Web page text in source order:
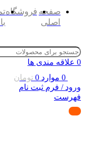
صفحه
اصلی
فروشگاه
0 علاقه مندی ها
0 موارد 0 تومان
ورود / فرم ثبت نام
فهرست